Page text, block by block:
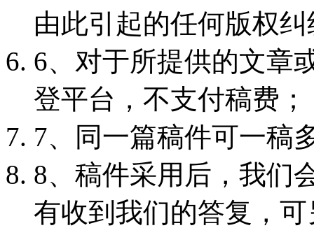
由此引起的任何版权
6、对于所提供的文章
登平台，不支付稿费；
7、同一篇稿件可一稿
8、稿件采用后，我们
有收到我们的答复，